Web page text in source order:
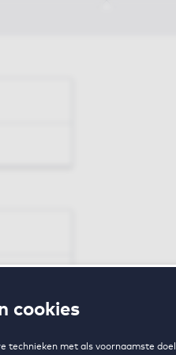
cookies
technieken met als voornaamste